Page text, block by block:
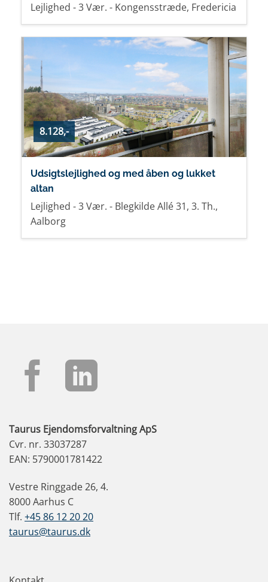
Lejlighed - 3 Vær. - Kongensstræde, Fredericia
8.128,-
Udsigtslejlighed og med åben og lukket
altan
Lejlighed - 3 Vær. - Blegkilde Allé 31, 3. Th.,
Aalborg
Taurus Ejendomsforvaltning ApS
Cvr. nr. 33037287
EAN: 5790001781422
Vestre Ringgade 26, 4.
8000 Aarhus C
Tlf. +45 86 12 20 20
taurus@taurus.dk